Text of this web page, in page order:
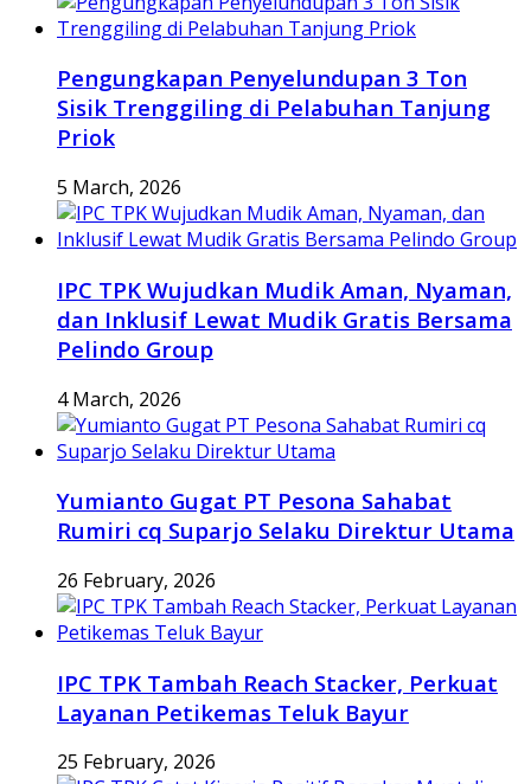
Pengungkapan Penyelundupan 3 Ton
Sisik Trenggiling di Pelabuhan Tanjung
Priok
5 March, 2026
IPC TPK Wujudkan Mudik Aman, Nyaman,
dan Inklusif Lewat Mudik Gratis Bersama
Pelindo Group
4 March, 2026
Yumianto Gugat PT Pesona Sahabat
Rumiri cq Suparjo Selaku Direktur Utama
26 February, 2026
IPC TPK Tambah Reach Stacker, Perkuat
Layanan Petikemas Teluk Bayur
25 February, 2026